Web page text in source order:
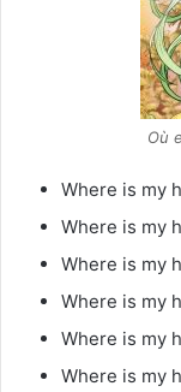
Où
Where is my
Where is my
Where is my
Where is my
Where is my
Where is my